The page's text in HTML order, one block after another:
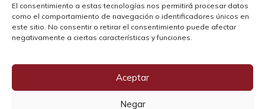
El consentimiento a estas tecnologías nos permitirá procesar datos
como el comportamiento de navegación o identificadores únicos en
este sitio. No consentir o retirar el consentimiento puede afectar
negativamente a ciertas características y funciones.
Aceptar
Negar